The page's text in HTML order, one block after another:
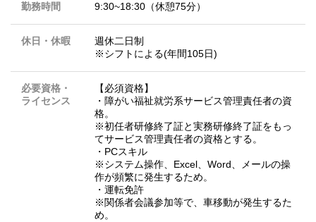
勤務時間 9:30~18:30（休憩75分）
休日・休暇
週休二日制
※シフトによる(年間105日)
必要資格・
ライセンス
【必須資格】
・障がい福祉就労系サービス管理責任者の資
格。
※初任者研修終了証と実務研修終了証をもっ
てサービス管理責任者の資格とする。
・PCスキル
※システム操作、Excel、Word、メールの操
作が頻繁に発生するため。
・運転免許
※関係者会議参加等で、車移動が発生するた
め。